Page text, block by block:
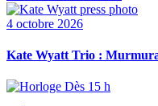
4 octobre 2026
Kate Wyatt Trio :
Dès 15 h